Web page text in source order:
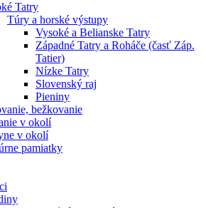
Tatry
Túry a horské výstupy
Vysoké a Belianske Tatry
Západné Tatry a Roháče (časť Záp.
Tatier)
Nízke Tatry
Slovenský raj
Pieniny
bežkovanie
v okolí
v okolí
pamiatky